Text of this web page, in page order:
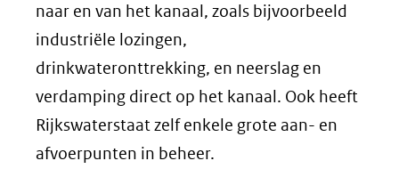
naar en van het kanaal, zoals bijvoorbeeld
industriële lozingen,
drinkwateronttrekking, en neerslag en
verdamping direct op het kanaal. Ook heeft
Rijkswaterstaat zelf enkele grote aan- en
afvoerpunten in beheer.